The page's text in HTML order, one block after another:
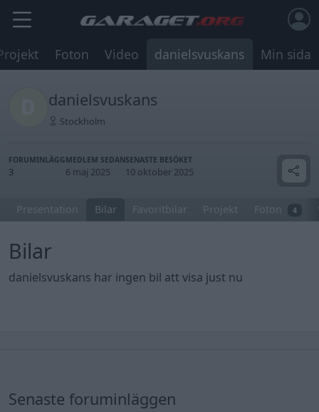
Foton Video danielsvuskans Min sida
danielsvuskans
Stockholm
FORUMINLÄGG
3
MEDLEM SEDAN
6 maj 2025
SENASTE BESÖKET
10 oktober 2025
Presentation Bilar Favoritbilar Projekt Foton 4
Bilar
danielsvuskans har ingen bil att visa just nu
Senaste foruminläggen